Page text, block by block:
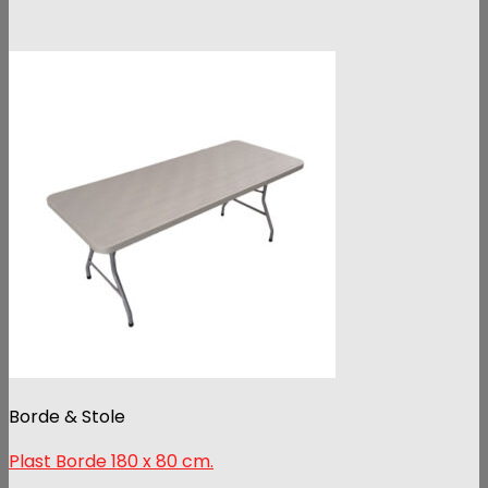
Borde & Stole
Plast Borde 180 x 80 cm.